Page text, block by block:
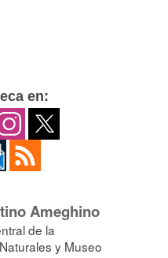
en:
Ameghino
de la
y Museo